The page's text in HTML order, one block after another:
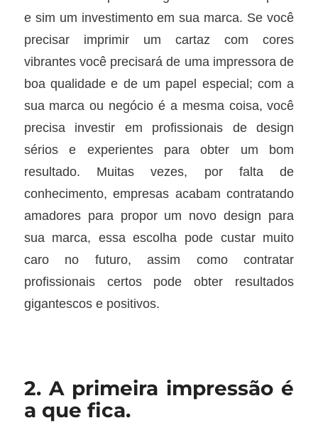
e sim um investimento em sua marca. Se você
precisar imprimir um cartaz com cores
vibrantes você precisará de uma impressora de
boa qualidade e de um papel especial; com a
sua marca ou negócio é a mesma coisa, você
precisa investir em profissionais de design
sérios e experientes para obter um bom
resultado. Muitas vezes, por falta de
conhecimento, empresas acabam contratando
amadores para propor um novo design para
sua marca, essa escolha pode custar muito
caro no futuro, assim como contratar
profissionais certos pode obter resultados
gigantescos e positivos.
2. A primeira impressão é
a que fica.